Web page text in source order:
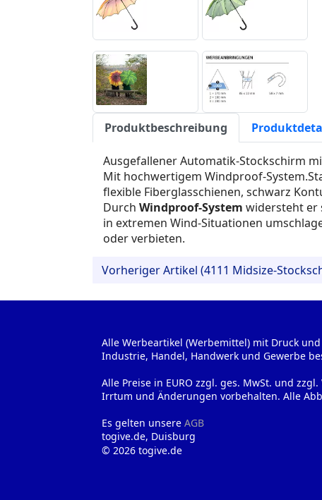
Produktbeschreibung
Ausgefallener Automatik-Stockschirm
Mit hochwertigem Windproof-
flexible Fiberglasschienen, schwarz
Durch Windproof-System widersteht er
in extremen Wind-Situationen
oder verbieten.
Vorheriger Artikel (4111 Midsize-
Alle Werbeartikel (Werbemittel) mit Druck
Industrie, Handel, Handwerk und Gewerbe
Alle Preise in EURO zzgl. ges. MwSt. und
Irrtum und Änderungen vorbehalten. Alle
Es gelten unsere AGB
togive.de, Duisburg
© 2026 togive.de